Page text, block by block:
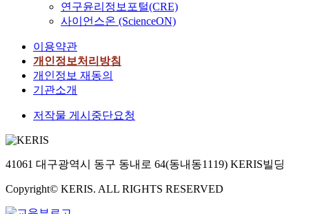
연구윤리정보포털(CRE)
사이언스온 (ScienceON)
이용약관
개인정보처리방침
개인정보 재동의
기관소개
저작물 게시중단요청
41061 대구광역시 동구 동내로 64(동내동1119) KERIS빌딩
Copyright© KERIS. ALL RIGHTS RESERVED